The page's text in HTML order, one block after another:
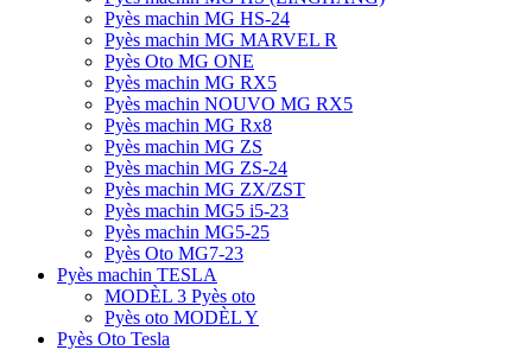
Pyès machin MG HS-24
Pyès machin MG MARVEL R
Pyès Oto MG ONE
Pyès machin MG RX5
Pyès machin NOUVO MG RX5
Pyès machin MG Rx8
Pyès machin MG ZS
Pyès machin MG ZS-24
Pyès machin MG ZX/ZST
Pyès machin MG5 i5-23
Pyès machin MG5-25
Pyès Oto MG7-23
Pyès machin TESLA
MODÈL 3 Pyès oto
Pyès oto MODÈL Y
Pyès Oto Tesla